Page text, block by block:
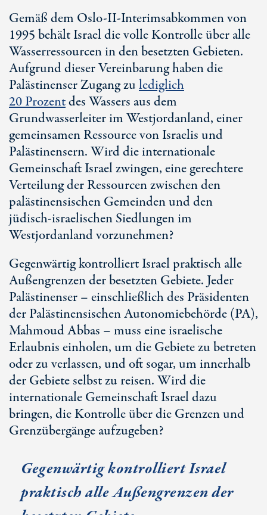
Gemäß dem Oslo-II-Interimsabkommen von
1995 behält Israel die volle Kontrolle über alle
Wasserressourcen in den besetzten Gebieten.
Aufgrund dieser Vereinbarung haben die
Palästinenser Zugang zulediglich
20 Prozentdes Wassers aus dem
Grundwasserleiter im Westjordanland, einer
gemeinsamen Ressource von Israelis und
Palästinensern. Wird die internationale
Gemeinschaft Israel zwingen, eine gerechtere
Verteilung der Ressourcen zwischen den
palästinensischen Gemeinden und den
jüdisch-israelischen Siedlungen im
Westjordanland vorzunehmen?
Gegenwärtig kontrolliert Israel praktisch alle
Außengrenzen der besetzten Gebiete. Jeder
Palästinenser – einschließlich des Präsidenten
der Palästinensischen Autonomiebehörde (PA),
Mahmoud Abbas – muss eine israelische
Erlaubnis einholen, um die Gebiete zu betreten
oder zu verlassen, und oft sogar, um innerhalb
der Gebiete selbst zu reisen. Wird die
internationale Gemeinschaft Israel dazu
bringen, die Kontrolle über die Grenzen und
Grenzübergänge aufzugeben?
Gegenwärtig kontrolliert Israel
praktisch alle Außengrenzen der